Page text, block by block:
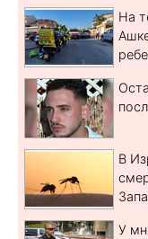
На
В
У